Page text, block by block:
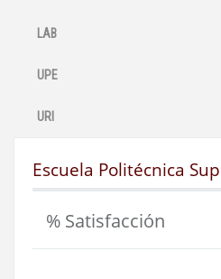
LAB
UPE
URI
Escuela Politécnica
% Satisfacción